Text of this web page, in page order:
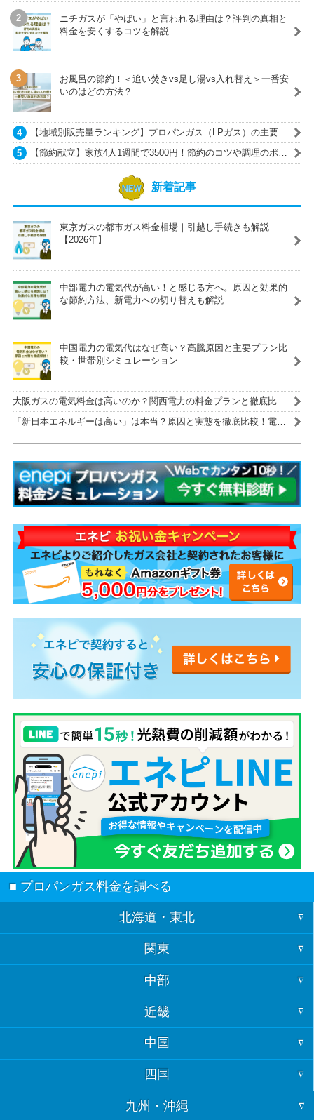
ニチガスが「やばい」と言われる理由は？評判の真相と
料金を安くするコツを解説
お風呂の節約！＜追い焚きvs足し湯vs入れ替え＞一番安
いのはどの方法？
【地域別販売量ランキング】プロパンガス（LPガス）の主要ガ
ス会社一覧
【節約献立】家族4人1週間で3500円！節約のコツや調理のポイ
ントも紹介
新着記事
東京ガスの都市ガス料金相場｜引越し手続きも解説
【2026年】
中部電力の電気代が高い！と感じる方へ。原因と効果的
な節約方法、新電力への切り替えも解説
中国電力の電気代はなぜ高い？高騰原因と主要プラン比
較・世帯別シミュレーション
大阪ガスの電気料金は高いのか？関西電力の料金プランと徹底比
較！
「新日本エネルギーは高い」は本当？原因と実態を徹底比較！電気
代を安くする解決策も紹介
■ プロパンガス料金を調べる
北海道・東北
北海道
青森
岩手
宮城
秋田
山形
関東
東京
神奈川
埼玉
千葉
茨城
中部
福井
石川
富山
岐阜
近畿
大阪
京都
兵庫
中国
山口
島根
四国
徳島
九州・沖縄